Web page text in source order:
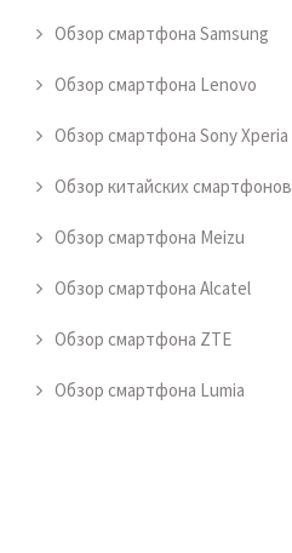
Обзор смартфона Samsung
Обзор смартфона Lenovo
Обзор смартфона Sony Xperia
Обзор китайских смартфонов
Обзор смартфона Meizu
Обзор смартфона Alcatel
Обзор смартфона ZTE
Обзор смартфона Lumia